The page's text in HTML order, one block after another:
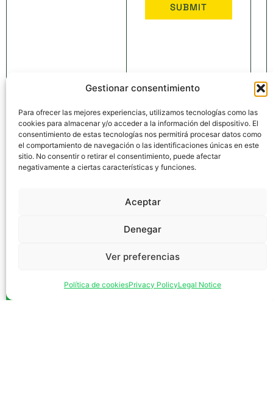
Gestionar consentimiento
Para ofrecer las mejores experiencias, utilizamos tecnologías como las
cookies para almacenar y/o acceder a la información del dispositivo. El
consentimiento de estas tecnologías nos permitirá procesar datos como
el comportamiento de navegación o las identificaciones únicas en este
sitio. No consentir o retirar el consentimiento, puede afectar
negativamente a ciertas características y funciones.
Aceptar
Denegar
Ver preferencias
Política de cookiesPrivacy PolicyLegal Notice
SUBMIT